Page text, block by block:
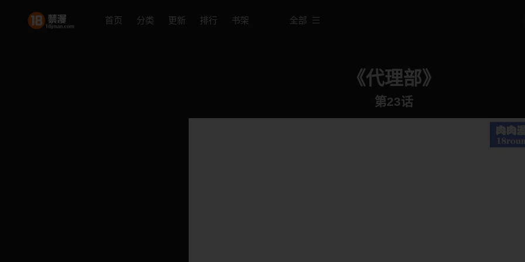
首页 分类 更新 排行 书架 全部
《代理部》
第23话